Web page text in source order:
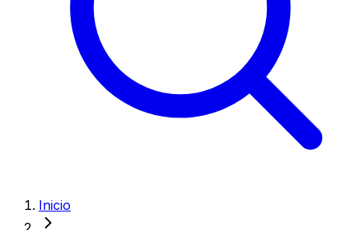
Inicio